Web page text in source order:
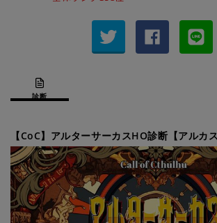
診断
【CoC】アルターサーカスHO診断【アルカス